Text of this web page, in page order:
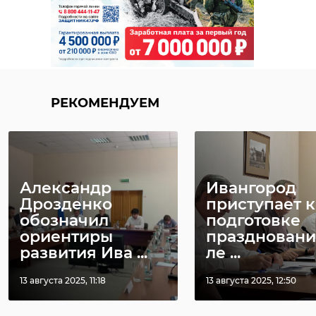
РЕКОМЕНДУЕМ
Александр
Дрозденко
обозначил
ориентиры
развития Ива ...
13 августа 2025, 11:18
Ивангород
приступает к
подготовке
ле ...
13 августа 2025, 12:50